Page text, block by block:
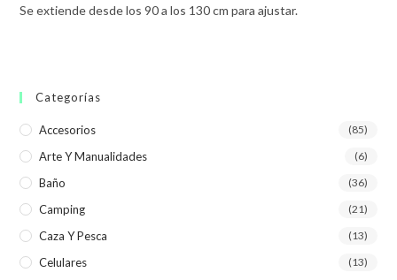
Se extiende desde los 90 a los 130 cm para ajustar.
Categorías
Accesorios (85)
Arte Y Manualidades (6)
Baño (36)
Camping (21)
Caza Y Pesca (13)
Celulares (13)